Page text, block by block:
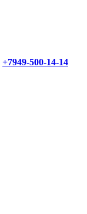
+7949-500-14-14